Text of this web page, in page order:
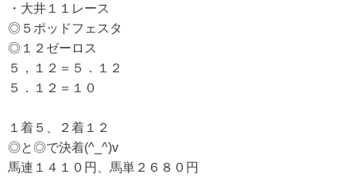
・大井１１レース
◎５ポッドフェスタ
◎１２ゼーロス
５，１２＝５．１２
５．１２＝１０
１着５、２着１２
◎と◎で決着(^_^)v
馬連１４１０円、馬単２６８０円